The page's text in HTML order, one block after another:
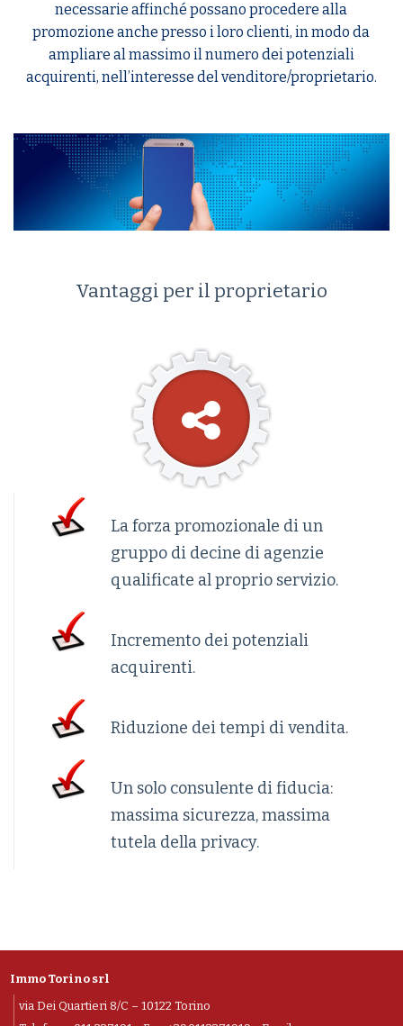
necessarie affinché possano procedere alla
promozione anche presso i loro clienti, in modo da
ampliare al massimo il numero dei potenziali
acquirenti, nell’interesse del venditore/proprietario.
Vantaggi per il proprietario
La forza promozionale di un
gruppo di decine di agenzie
qualificate al proprio servizio.
Incremento dei potenziali
acquirenti.
Riduzione dei tempi di vendita.
Un solo consulente di fiducia:
massima sicurezza, massima
tutela della privacy.
Immo Torino srl
via Dei Quartieri 8/C – 10122 Torino